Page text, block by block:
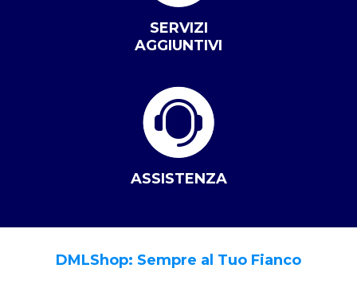
SERVIZI
AGGIUNTIVI
ASSISTENZA
DMLShop: Sempre al Tuo Fianco